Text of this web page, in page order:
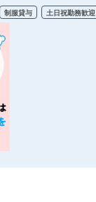
制服貸与 土日祝勤務歓迎